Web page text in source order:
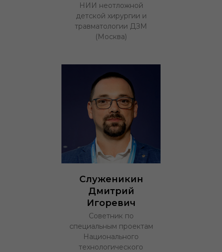
НИИ неотложной
детской хирургии и
травматологии ДЗМ
(Москва)
Служеникин
Дмитрий
Игоревич
Советник по
специальным проектам
Национального
технологического